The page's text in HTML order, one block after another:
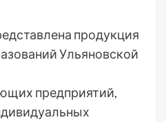
продукция
Ульяновской
предприятий,